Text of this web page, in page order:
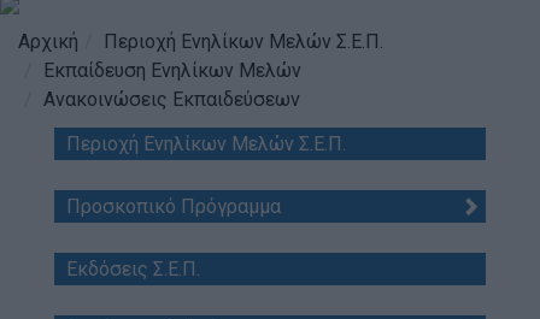
Προσκοπισμός
Ιστορία
Χορηγοί & Υποστηρικτές
Βραβεία & Διακρίσεις
Τι κάνουμε
Αρχική
Περιοχή Ενηλίκων Μελών Σ.Ε.Π.
Εκπαίδευση Ενηλίκων Μελών
Ανακοινώσεις Εκπαιδεύσεων
Περιοχή Ενηλίκων Μελών Σ.Ε.Π.
Προσκοπικό Πρόγραμμα
Εκδόσεις Σ.Ε.Π.